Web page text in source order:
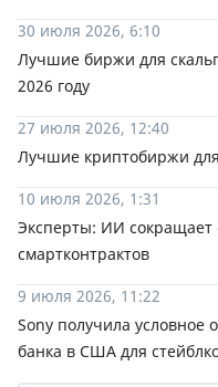
30 июля 2026, 6:10
Лучшие биржи для
2026 году
27 июля 2026, 12:40
Лучшие криптобиржи
10 июля 2026, 1:31
Эксперты: ИИ сокращает
смартконтрактов
9 июля 2026, 11:22
Sony получила условное
банка в США для